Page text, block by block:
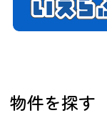
物件を探す